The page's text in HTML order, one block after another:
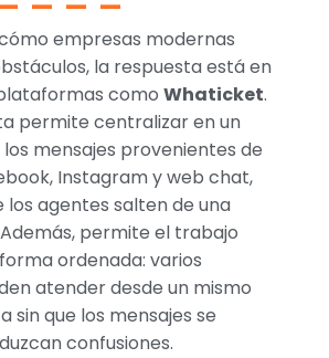
empresas modernas
la respuesta está en
como Whaticket.
permite centralizar en un
mensajes provenientes de
Instagram y web chat,
los agentes salten de una
permite el trabajo
ordenada: varios
atender desde un mismo
sin que los mensajes se
confusiones.